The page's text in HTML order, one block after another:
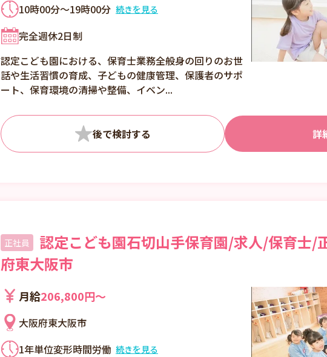
10時00分～19時00分
就業時間に関する特記
事項 時間の前後等は
要相談 ・休憩60分
続きを見る
完全週休2日制
認定こども園における、保育士業務全般身の回りのお世
話や生活習慣の育成、子どもの健康管理、保護者のサポ
ート、保育環境の清掃や整備、イベン...
詳
正社員
認定こども園石切山手保育園/求人/保育士/
府東大阪市
月給206,800円〜
大阪府東大阪市
1年単位変形時間労働 続きを見る